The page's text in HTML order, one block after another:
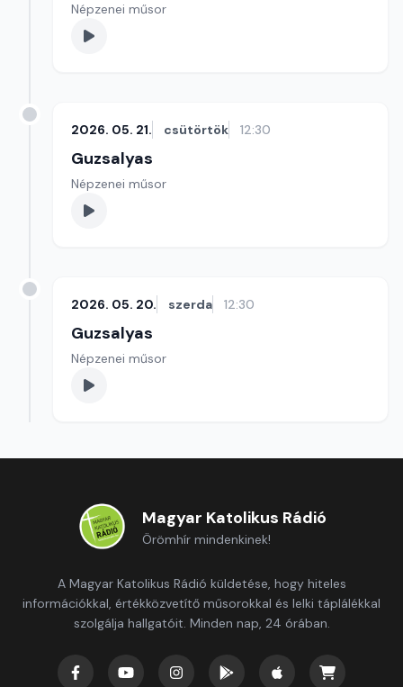
Népzenei műsor
2026. 05. 21. csütörtök 12:30
Guzsalyas
Népzenei műsor
2026. 05. 20. szerda 12:30
Guzsalyas
Népzenei műsor
Magyar Katolikus Rádió
Örömhír mindenkinek!
A Magyar Katolikus Rádió küldetése, hogy hiteles
információkkal, értékközvetítő műsorokkal és lelki táplálékkal
szolgálja hallgatóit. Minden nap, 24 órában.